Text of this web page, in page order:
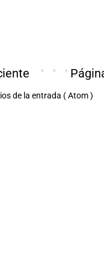
de la entrada ( Atom )